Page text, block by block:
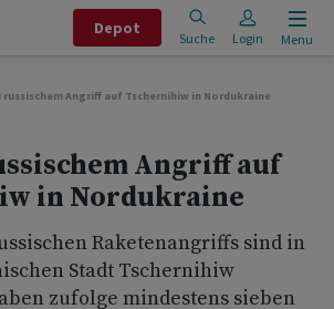
Depot
Suche Login Menu
russischem Angriff auf Tschernihiw in Nordukraine
Angriff auf
in Nordukraine
Raketenangriffs sind in
Stadt Tschernihiw
zufolge mindestens sieben